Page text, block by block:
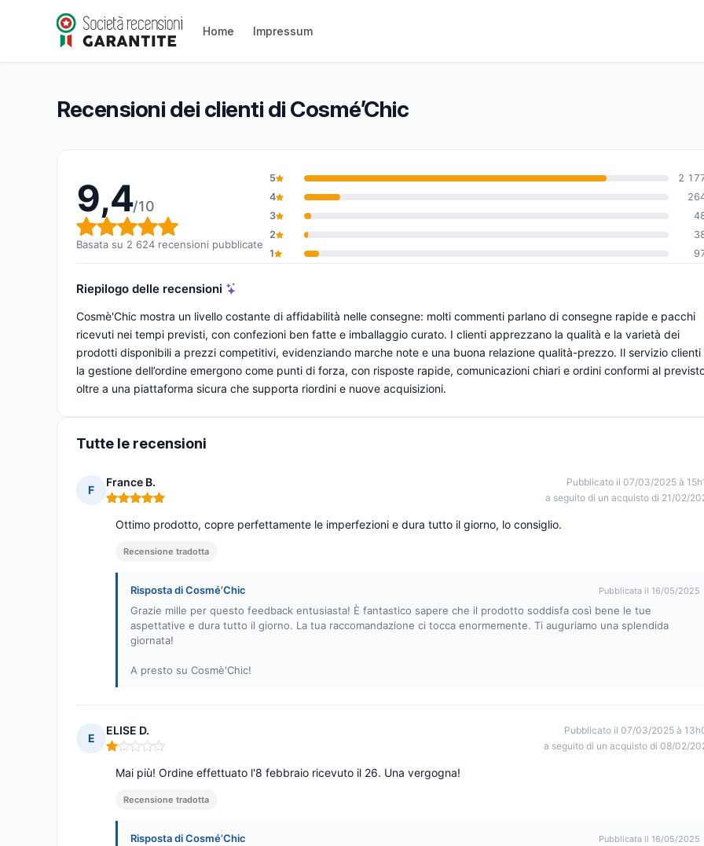
Home Impressum
Cosmé’Chic
Valutazione globale: 9,4 su 10
9,4/10(2 624 recensioni)
Recensioni dei clienti di Cosmé’Chic
9,4/10
Valutazione globale: 9,4 su 10
Basata su 2 624 recensioni pubblicate
5
2
4
3
2
1
Riepilogo delle recensioni
Cosmè'Chic mostra un livello costante di affidabilità nelle consegne: molti commenti parlano di consegne rapide e pacchi
ricevuti nei tempi previsti, con confezioni ben fatte e imballaggio curato. I clienti apprezzano la qualità e la varietà dei
prodotti disponibili a prezzi competitivi, evidenziando marche note e una buona relazione qualità-prezzo. Il servizio clienti
la gestione dell’ordine emergono come punti di forza, con risposte rapide, comunicazioni chiari e ordini conformi al
oltre a una piattaforma sicura che supporta riordini e nuove acquisizioni.
Tutte le recensioni
F
France B.
Nota: 5 su 5
Pubblicato il 07/03/2025 à
a seguito di un acquisto di 21/02/
Ottimo prodotto, copre perfettamente le imperfezioni e dura tutto il giorno, lo consiglio.
Recensione tradotta
Risposta di Cosmé’Chic Pubblicata il 16/05/2025
Grazie mille per questo feedback entusiasta! È fantastico sapere che il prodotto soddisfa così bene le tue
aspettative e dura tutto il giorno. La tua raccomandazione ci tocca enormemente. Ti auguriamo una splendida
giornata!
A presto su Cosmè'Chic!
E
ELISE D.
Nota: 1 su 5
Pubblicato il 07/03/2025 à
a seguito di un acquisto di 08/02/
Mai più! Ordine effettuato l'8 febbraio ricevuto il 26. Una vergogna!
Recensione tradotta
Risposta di Cosmé’Chic Pubblicata il 16/05/2025